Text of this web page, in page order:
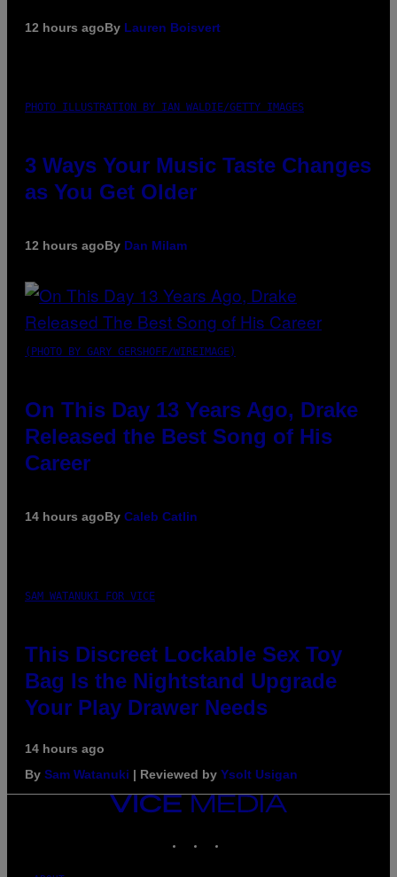
12 hours agoBy Lauren Boisvert
PHOTO ILLUSTRATION BY IAN WALDIE/GETTY IMAGES
3 Ways Your Music Taste Changes
as You Get Older
12 hours agoBy Dan Milam
(PHOTO BY GARY GERSHOFF/WIREIMAGE)
On This Day 13 Years Ago, Drake
Released the Best Song of His
Career
14 hours agoBy Caleb Catlin
SAM WATANUKI FOR VICE
This Discreet Lockable Sex Toy
Bag Is the Nightstand Upgrade
Your Play Drawer Needs
14 hours ago
By Sam Watanuki | Reviewed by Ysolt Usigan
VICE
MEDIA